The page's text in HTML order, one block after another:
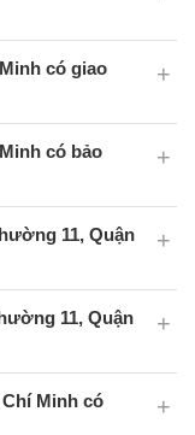
có giao
có bảo
11, Quận
11, Quận
Minh có